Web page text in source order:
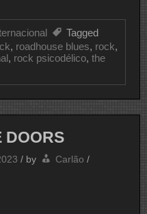
Tagged
, roadhouse blues, rock,
, rock psicodélico, the
DOORS
/ by Carlão /